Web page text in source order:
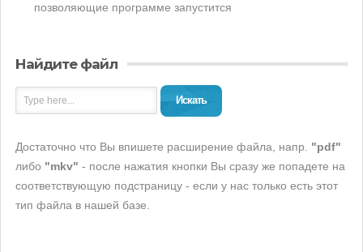
позволяющие программе запустится
Найдите файл
Искать
Достаточно что Вы впишете расширение файла, напр. "pdf"
либо "mkv" - после нажатия кнопки Вы сразу же попадете на
соответствующую подстраницу - если у нас только есть этот
тип файла в нашей базе.